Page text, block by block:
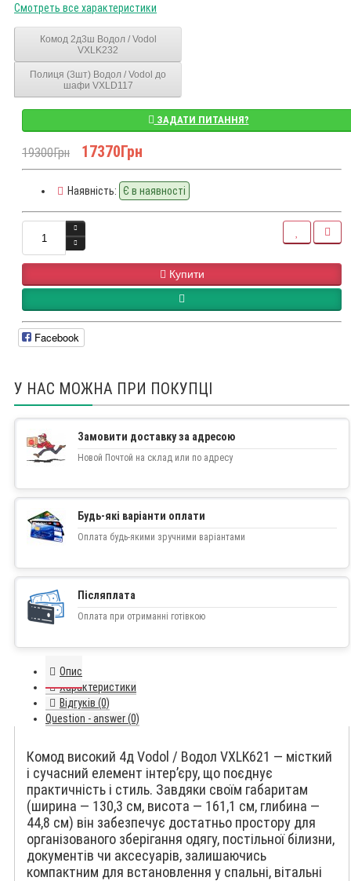
Смотреть все характеристики
Комод 2д3ш Водол / Vodol
VXLK232
Полиця (3шт) Водол / Vodol до
шафи VXLD117
ЗАДАТИ ПИТАННЯ?
19300Грн 17370Грн
Наявність: Є в наявності
Купити
Facebook
У НАС МОЖНА ПРИ ПОКУПЦІ
Замовити доставку за адресою
Новой Почтой на склад или по адресу
Будь-які варіанти оплати
Оплата будь-якими зручними варіантами
Післяплата
Оплата при отриманні готівкою
Опис
Характеристики
Відгуків (0)
Question - answer (0)
Комод високий 4д Vodol / Водол VXLK621 — місткий
і сучасний елемент інтер’єру, що поєднує
практичність і стиль. Завдяки своїм габаритам
(ширина — 130,3 см, висота — 161,1 см, глибина —
44,8 см) він забезпечує достатньо простору для
організованого зберігання одягу, постільної білизни,
документів чи аксесуарів, залишаючись
компактним для встановлення у спальні, вітальні